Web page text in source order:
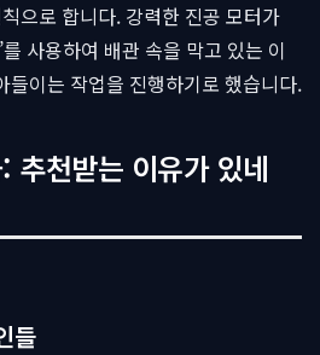
으로 합니다. 강력한 진공 모터가
사용하여 배관 속을 막고 있는 이
들이는 작업을 진행하기로 했습니다.
추천받는 이유가 있네
들